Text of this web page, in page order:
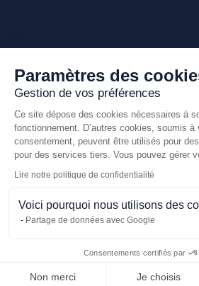
Paramètres des
Gestion de vos préférences
Ce site dépose des cookies nécessaires à
fonctionnement. D’autres cookies, soumis à
consentement, peuvent être utilisés pour
pour des services tiers. Vous pouvez gérer
Lire notre politique de confidentialité
Voici pourquoi nous utilisons des
Partage de données avec Google
Consentements certifiés par
Non merci Je choisis